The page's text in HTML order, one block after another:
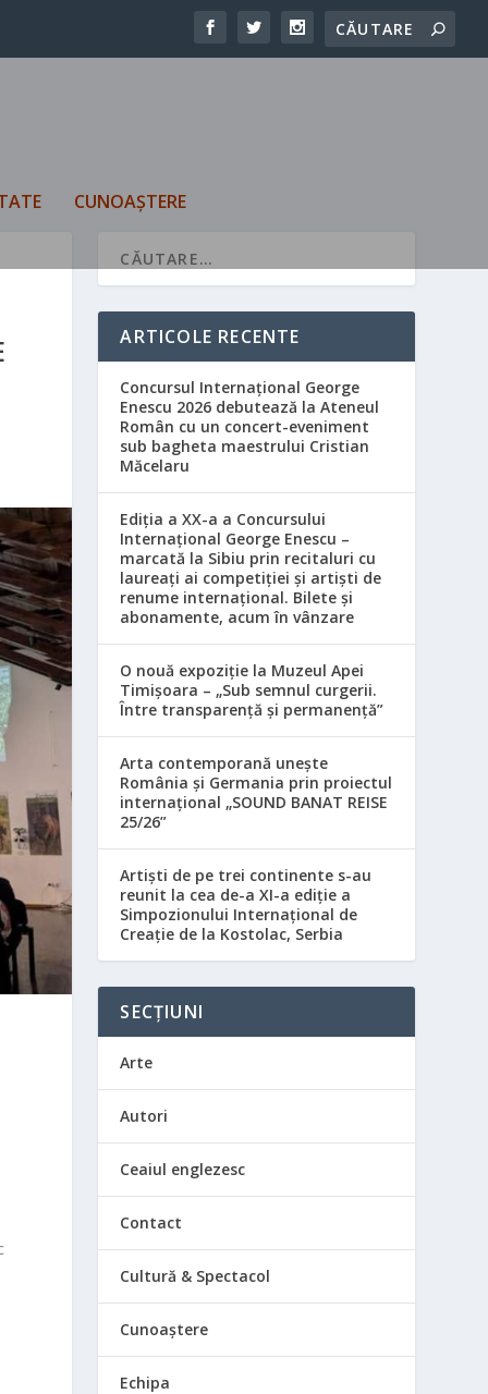
CUNOAȘTERE
ARTICOLE RECENTE
Concursul Internațional George
Enescu 2026 debutează la Ateneul
Român cu un concert-eveniment
sub bagheta maestrului Cristian
Măcelaru
Ediția a XX-a a Concursului
Internațional George Enescu –
marcată la Sibiu prin recitaluri cu
laureați ai competiției și artiști de
renume internațional. Bilete și
abonamente, acum în vânzare
O nouă expoziție la Muzeul Apei
Timișoara – „Sub semnul curgerii.
Între transparență și permanență”
Arta contemporană unește
România și Germania prin proiectul
internațional „SOUND BANAT REISE
25/26”
Artiști de pe trei continente s-au
reunit la cea de-a XI-a ediție a
Simpozionului Internațional de
Creație de la Kostolac, Serbia
SECȚIUNI
Arte
Autori
Ceaiul englezesc
Contact
Cultură & Spectacol
Cunoaștere
Echipa